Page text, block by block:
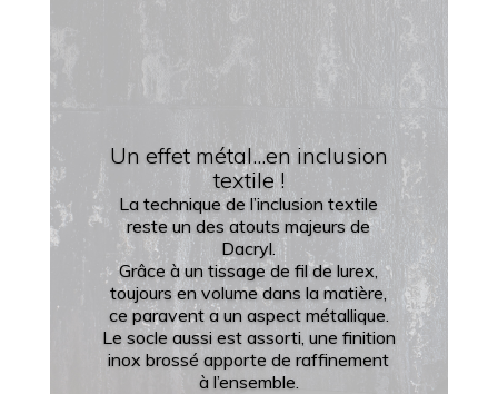
Un effet métal...en inclusion
textile !
La technique de l’inclusion textile
reste un des atouts majeurs de
Dacryl.
Grâce à un tissage de fil de lurex,
toujours en volume dans la matière,
ce paravent a un aspect métallique.
Le socle aussi est assorti, une finition
inox brossé apporte de raffinement
à l’ensemble.